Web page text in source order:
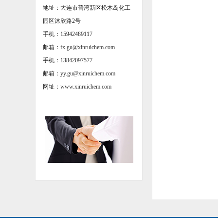
地址：大连市普湾新区松木岛化工
园区沐欣路2号
手机：15942489117
邮箱： fx.gu@xinruichem.com
手机：13842097577
邮箱： yy.gu@xinruichem.com
网址： www.xinruichem.com